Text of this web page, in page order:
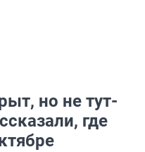
но не тут-
где